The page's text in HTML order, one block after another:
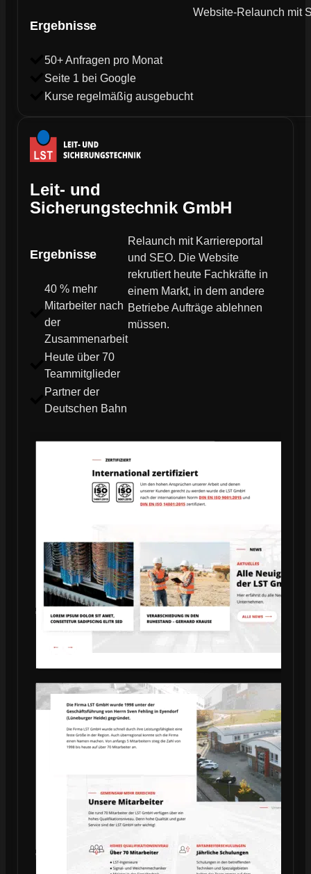
Ergebnisse
50+ Anfragen pro Monat
Seite 1 bei Google
Kurse regelmäßig ausgebucht
Website-Relaunch mit
Leit- und
Sicherungstechnik GmbH
Ergebnisse
40 % mehr
Mitarbeiter nach
der
Zusammenarbeit
Heute über 70
Teammitglieder
Partner der
Deutschen Bahn
Relaunch mit Karriereportal
und SEO. Die Website
rekrutiert heute Fachkräfte in
einem Markt, in dem andere
Betriebe Aufträge ablehnen
müssen.